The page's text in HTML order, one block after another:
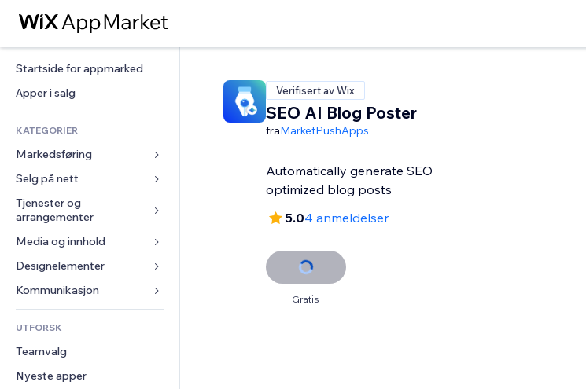
Startside for appmarked
Apper i salg
KATEGORIER
Markedsføring
Annonser
Mobil
Analyser
Sosiale medier
SEO
Engasjement
Nettstedsoppføringer
E-post
Konvertering
Selg på nett
Apper for butikker
Frakt og levering
Selg-knapper
Nettkurs
On-demand-utskrift
Regnskap
Kuponger og fordelsprogram
Lagerløsninger
Dropshipping
Tjenester og
arrangementer
Hoteller
Arrangementer
Restauranter
Eiendom
Bookinger
Media og innhold
Galleri
Musikk
Podkaster
Fotografi
Video
PDF
Designelementer
Kart og navigasjon
Personvern og sikkerhet
Klokke
Sidemaler
Bildeeffekter
Skjemaer
Avstemninger
Chat
UTFORSK
Teamvalg
Nyeste apper
Verifisert av Wix
SEO AI Blog Poster
fraMarketPushApps
Automatically generate SEO
optimized blog posts
5.04 anmeldelser
Gratis